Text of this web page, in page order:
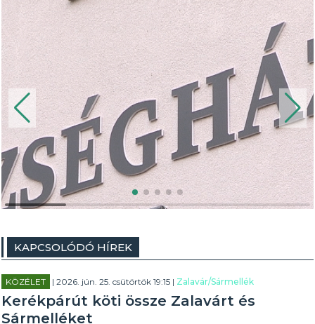
KAPCSOLÓDÓ HÍREK
KÖZÉLET | 2026. jún. 25. csütörtök 19:15 | Zalavár/Sármellék
Kerékpárút köti össze Zalavárt és
Sármelléket